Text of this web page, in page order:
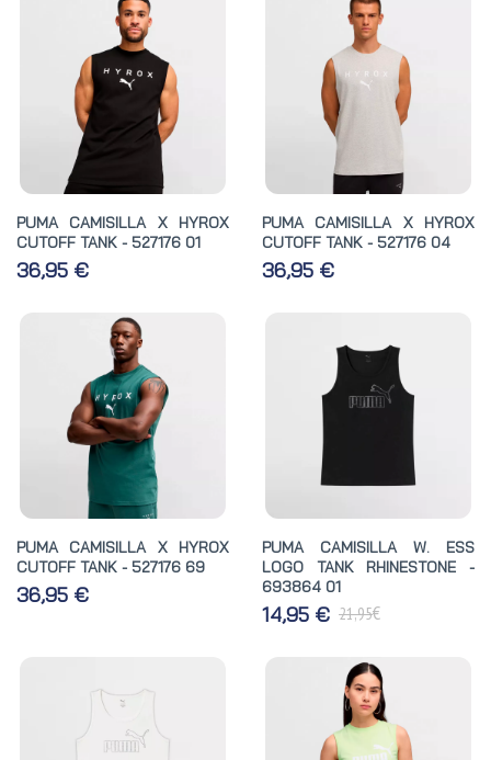
PUMA CAMISILLA X HYROX
CUTOFF TANK - 527176 01
36,95 €
PUMA CAMISILLA X HYROX
CUTOFF TANK - 527176 04
36,95 €
PUMA CAMISILLA X HYROX
CUTOFF TANK - 527176 69
36,95 €
PUMA CAMISILLA W. ESS
LOGO TANK RHINESTONE -
693864 01
14,95 € 21,95€